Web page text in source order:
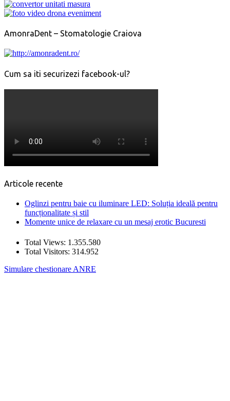
AmonraDent – Stomatologie Craiova
Cum sa iti securizezi facebook-ul?
Articole recente
Oglinzi pentru baie cu iluminare LED: Soluția ideală pentru
funcționalitate și stil
Momente unice de relaxare cu un mesaj erotic Bucuresti
Total Views: 1.355.580
Total Visitors: 314.952
Simulare chestionare ANRE